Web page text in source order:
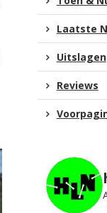
Laatste
Uitslagen
Reviews